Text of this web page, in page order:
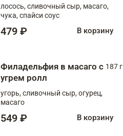
лосось, сливочный сыр, масаго,
чука, спайси соус
479 ₽ В корзину
Филадельфия в масаго с
угрем ролл
187 г
угорь, сливочный сыр, огурец,
масаго
549 ₽ В корзину